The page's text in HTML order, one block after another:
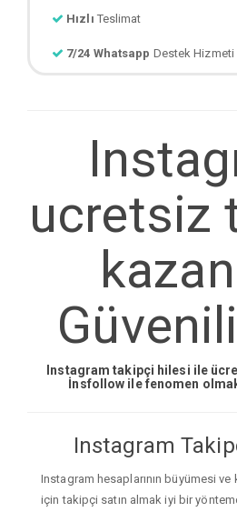
Hızlı Teslimat
7/24 Whatsapp
ucretsiz
Instagram takipçi hilesi ile
İnsfollow ile fenomen
Instagram
Instagram hesaplarının büyümesi ve
için takipçi satın almak iyi bir